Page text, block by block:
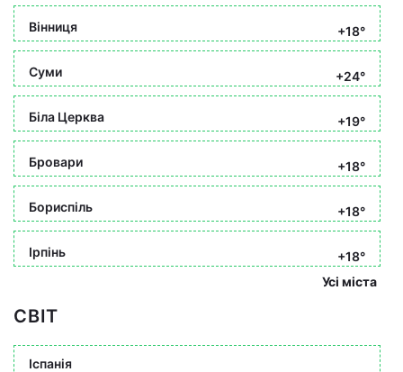
Вінниця +18°
Суми +24°
Біла Церква +19°
Бровари +18°
Бориспіль +18°
Ірпінь
+18°
Усі міста
СВІТ
Іспанія